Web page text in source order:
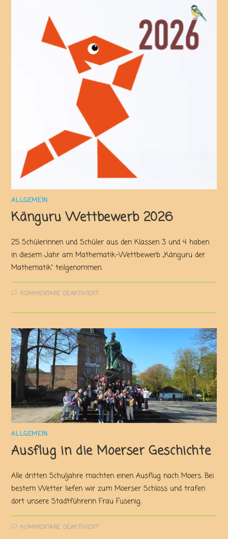
ALLGEMEIN
Känguru Wettbewerb 2026
25 Schülerinnen und Schüler aus den Klassen 3 und 4 haben
in diesem Jahr am Mathematik-Wettbewerb „Känguru der
Mathematik“ teilgenommen.
KOMMENTARE DEAKTIVIERT
ALLGEMEIN
Ausflug in die Moerser Geschichte
Alle dritten Schuljahre machten einen Ausflug nach Moers. Bei
bestem Wetter liefen wir zum Moerser Schloss und trafen
dort unsere Stadtführerin Frau Fusenig.
KOMMENTARE DEAKTIVIERT